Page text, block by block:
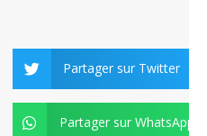
Partager sur Twitter
Partager sur WhatsApp